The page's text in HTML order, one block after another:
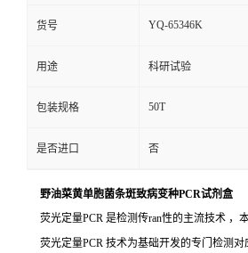
货号 YQ-65346K
用途 科研试验
包装规格 50T
是否进口 否
野油菜黄单胞菌条斑致病变种PCR试剂盒
荧光定量PCR 是检测传ran性的主流技术 ，
荧光定量PCR 技术为基础开发的专门检测对